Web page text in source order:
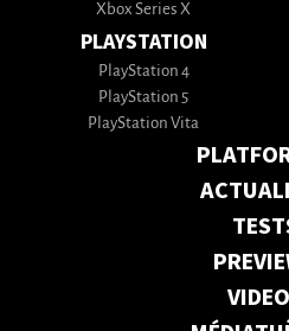
Xbox Series X
PLAYSTATION
PlayStation 4
PlayStation 5
PlayStation Vita